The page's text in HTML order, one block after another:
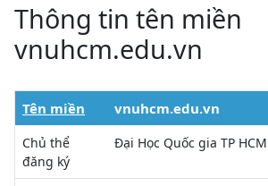
Thông tin tên miền
vnuhcm.edu.vn
Tên miền vnuhcm.edu.vn
Chủ thể
đăng ký
Đại Học Quốc gia TP HCM